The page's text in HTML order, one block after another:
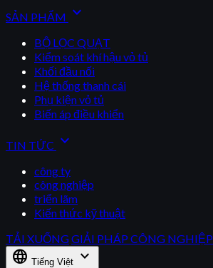
SẢN PHẨM expand_more
BỘ LỌC QUẠT
Kiểm soát khí hậu vỏ tủ
Khối đầu nối
Hệ thống thanh cái
Phụ kiện vỏ tủ
Biến áp điều khiển
TIN TỨC expand_more
công ty
công nghiệp
triển lãm
Kiến thức kỹ thuật
TẢI XUỐNGGIẢI PHÁP CÔNG NGHIỆP
language Tiếng Việt expand_more